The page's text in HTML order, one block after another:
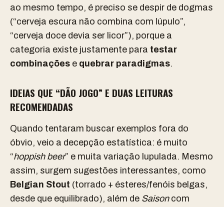
ao mesmo tempo, é preciso se despir de dogmas
(“cerveja escura não combina com lúpulo”,
“cerveja doce devia ser licor”), porque a
categoria existe justamente para testar
combinações e quebrar paradigmas.
IDEIAS QUE “DÃO JOGO” E DUAS LEITURAS
RECOMENDADAS
Quando tentaram buscar exemplos fora do
óbvio, veio a decepção estatística: é muito
“hoppish beer” e muita variação lupulada. Mesmo
assim, surgem sugestões interessantes, como
Belgian Stout (torrado + ésteres/fenóis belgas,
desde que equilibrado), além de Saisoncom